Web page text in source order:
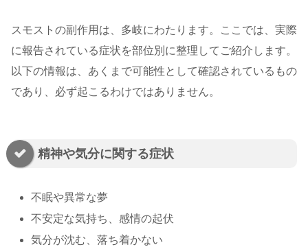
スモストの副作用は、多岐にわたります。ここでは、実際
に報告されている症状を部位別に整理してご紹介します。
以下の情報は、あくまで可能性として確認されているもの
であり、必ず起こるわけではありません。
精神や気分に関する症状
不眠や異常な夢
不安定な気持ち、感情の起伏
気分が沈む、落ち着かない